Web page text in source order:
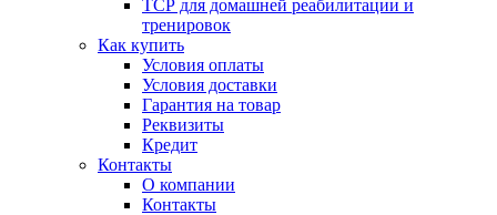
ТСР для домашней реабилитации и
тренировок
Как купить
Условия оплаты
Условия доставки
Гарантия на товар
Реквизиты
Кредит
Контакты
О компании
Контакты